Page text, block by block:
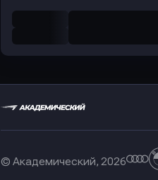
© Академический, 2026